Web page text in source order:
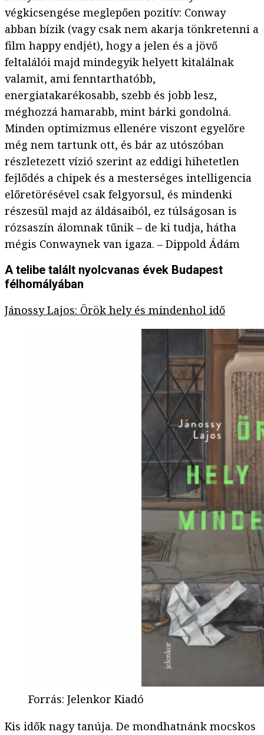
végkicsengése meglepően pozitív: Conway
abban bízik (vagy csak nem akarja tönkretenni a
film happy endjét), hogy a jelen és a jövő
feltalálói majd mindegyik helyett kitalálnak
valamit, ami fenntarthatóbb,
energiatakarékosabb, szebb és jobb lesz,
méghozzá hamarabb, mint bárki gondolná.
Minden optimizmus ellenére viszont egyelőre
még nem tartunk ott, és bár az utószóban
részletezett vízió szerint az eddigi hihetetlen
fejlődés a chipek és a mesterséges intelligencia
előretörésével csak felgyorsul, és mindenki
részesül majd az áldásaiból, ez túlságosan is
rózsaszín álomnak tűnik – de ki tudja, hátha
mégis Conwaynek van igaza. – Dippold Ádám
A telibe talált nyolcvanas évek Budapest
félhomályában
Jánossy Lajos: Örök hely és mindenhol idő
Forrás: Jelenkor Kiadó
Kis idők nagy tanúja. De mondhatnánk mocskos